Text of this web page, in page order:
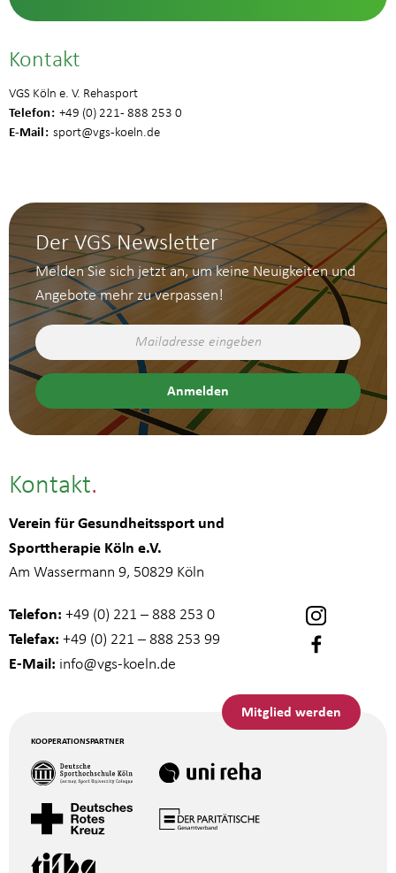
Kontakt
VGS Köln e. V. Rehasport
Telefon +49 (0) 221 - 888 253 0
E-Mail sport@vgs-koeln.de
Der VGS Newsletter
Melden Sie sich jetzt an, um keine Neuigkeiten und
Angebote mehr zu verpassen!
Kontakt
Verein für Gesundheitssport und
Sporttherapie Köln e.V.
Am Wassermann 9, 50829 Köln
Telefon: +49 (0) 221 – 888 253 0
Telefax: +49 (0) 221 – 888 253 99
E-Mail: info@vgs-koeln.de
Mitglied werden
KOOPERATIONSPARTNER